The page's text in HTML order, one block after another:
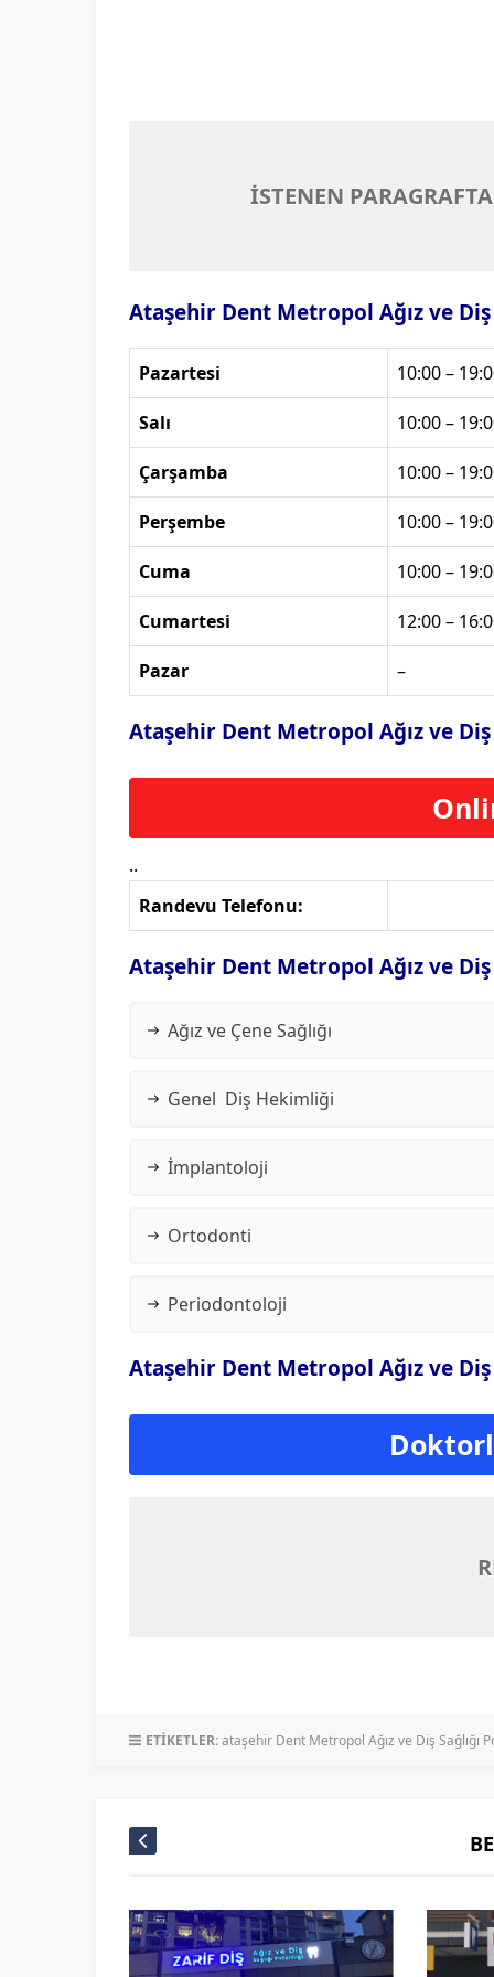
İSTENEN
Ataşehir Dent Metropol Ağız ve
Pazartesi 10:00 –
Salı 10:00 –
Çarşamba 10:00 –
Perşembe 10:00 –
Cuma 10:00 –
Cumartesi 12:00 –
Pazar –
Ataşehir Dent Metropol Ağız ve
..
Randevu Telefonu:
Ataşehir Dent Metropol Ağız ve
Ağız ve Çene Sağlığı
Genel Diş Hekimliği
İmplantoloji
Ortodonti
Periodontoloji
Ataşehir Dent Metropol Ağız ve
ETİKETLER:ataşehir Dent Metropol Ağız ve Diş Sağlığı